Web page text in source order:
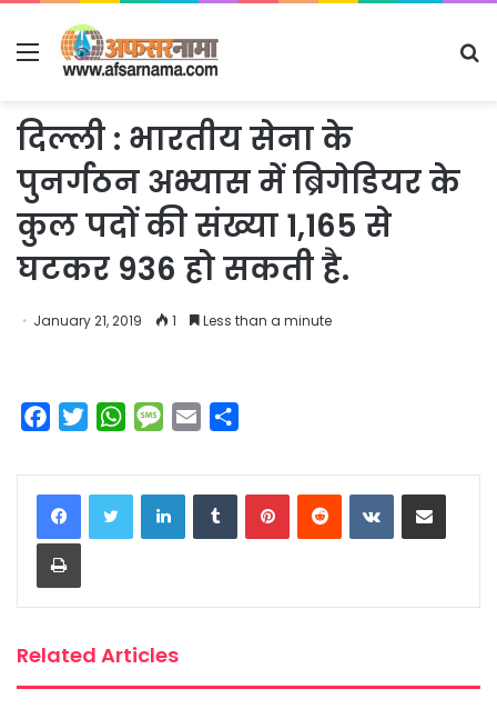
Menu
दिल्ली : भारतीय सेना के
पुनर्गठन अभ्यास में ब्रिगेडियर के
कुल पदों की संख्या 1,165 से
घटकर 936 हो सकती है.
January 21, 2019 1 Less than a minute
c
e
b
o
o
i
t
t
W
a
t
s
M
s
s
a
a
i
a
r
e
LinkedInTumblrPinterestReddit VKontakteShare via Email
Print
Related Articles